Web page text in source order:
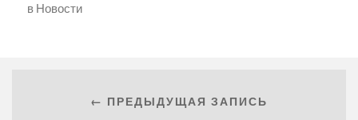
в Новости
← ПРЕДЫДУЩАЯ ЗАПИСЬ